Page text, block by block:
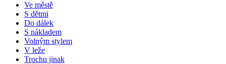
Ve městě
S dětmi
Do dálek
S nákladem
Volným stylem
V leže
Trochu jinak